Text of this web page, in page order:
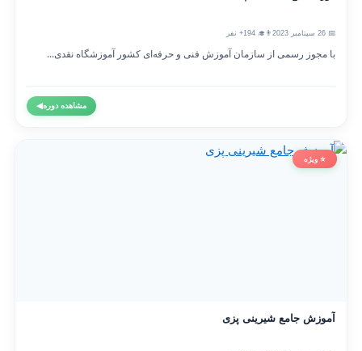
👨‍🎓 194+ نفر
با مجوز رسمی از سازمان آموزش فنی و حرفه‌ای کشور آموزشگاه نقدی...
مشاهده دوره◀
⭐ ویژه
آموزش جامع شیرینی پزی